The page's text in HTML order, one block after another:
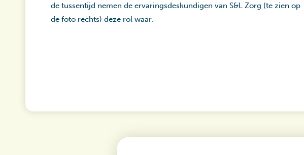
de tussentijd nemen de ervaringsdeskundigen van S&L Zorg (te zien op
de foto rechts) deze rol waar.